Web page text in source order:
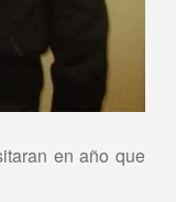
en año que